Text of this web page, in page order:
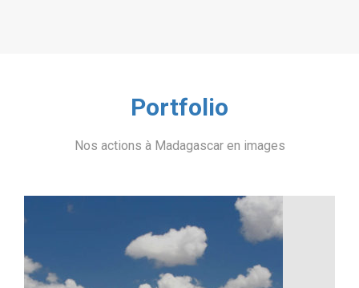
Portfolio
Nos actions à Madagascar en images